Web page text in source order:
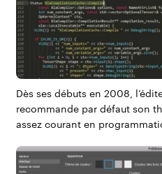
Dès ses débuts en 2008,
recommande par défaut son
assez courant en